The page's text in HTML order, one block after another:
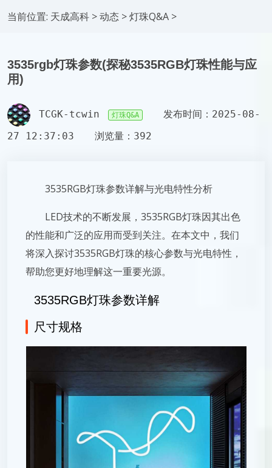
当前位置: 天成高科 >动态 >灯珠Q&A >
3535rgb灯珠参数(探秘3535RGB灯珠性能与应
用)
TCGK-tcwin 灯珠Q&A
发布时间：2025-08-
27 12:37:03
浏览量：392
3535RGB灯珠参数详解与光电特性分析
LED技术的不断发展，3535RGB灯珠因其出色
的性能和广泛的应用而受到关注。在本文中，我们
将深入探讨3535RGB灯珠的核心参数与光电特性，
帮助您更好地理解这一重要光源。
3535RGB灯珠参数详解
尺寸规格